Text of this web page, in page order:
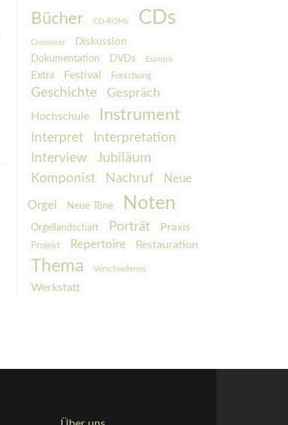
Bücher CD-ROMs CDs
Crossover Diskussion
Dokumentation DVDs Europa
Extra Festival Forschung
Geschichte Gespräch
Hochschule Instrument
Interpret
Interpretation
Interview
Jubiläum
Komponist
Nachruf Neue
Orgel Neue Töne Noten
Orgellandschaft Porträt Praxis
Projekt Repertoire Restauration
Thema Verschiedenes
Werkstatt